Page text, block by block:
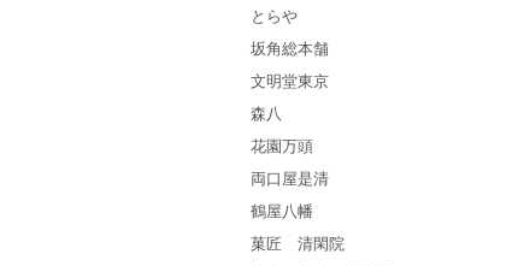
とらや
坂角総本舗
文明堂東京
森八
花園万頭
両口屋是清
鶴屋八幡
菓匠 清閑院